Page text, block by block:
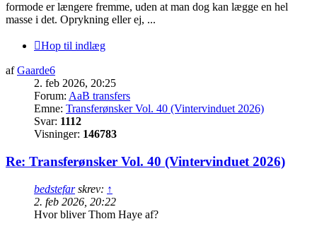
formode er længere fremme, uden at man dog kan lægge en hel
masse i det. Oprykning eller ej, ...
Hop til indlæg
afGaarde6
2. feb 2026, 20:25
Forum: AaB transfers
Emne: Transferønsker Vol. 40 (Vintervinduet 2026)
Svar: 1112
Visninger: 146783
Re: Transferønsker Vol. 40 (Vintervinduet 2026)
bedstefarskrev: ↑
2. feb 2026, 20:22
Hvor bliver Thom Haye af?